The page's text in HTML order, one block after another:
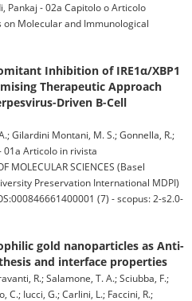
Pankaj - 02a Capitolo o Articolo
on Molecular and Immunological
Inhibition of IRE1α/XBP1
Therapeutic Approach
Driven B-Cell
Gilardini Montani, M. S.; Gonnella, R.;
01a Articolo in rivista
MOLECULAR SCIENCES (Basel
Preservation International MDPI)
(7) - scopus: 2-s2.0-
gold nanoparticles as Anti-
and interface properties
R.; Salamone, T. A.; Sciubba, F.;
C.; Iucci, G.; Carlini, L.; Faccini, R.;